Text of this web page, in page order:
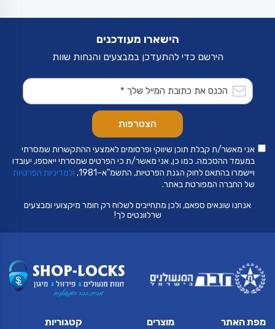
את
הישארו מעודכנים
הירשם כדי להתעדכן במבצעים והנחות שוות
אני מאשר/ת קבלת תוכן שיווקי ופרסומים לאמצעי ההתקשרות שמסרתי
במעמד ההסכמה. כמו כן, אני מאשר/ת כי הפרטים שמסרתי ייאספו, יעובדו
ויישמרו בהתאם לחוק הגנת הפרטיות, התשמ"א–1981,
ולמדיניות הפרטיות
של החברה המפורטת באתר.
אנחנו שונאים ספאם, ולכן מתחייבים לשלוח רק חומר מיקצועי ומבצעים
שרלוונטים לך!
מפת האתר מוצרים קטגוריות